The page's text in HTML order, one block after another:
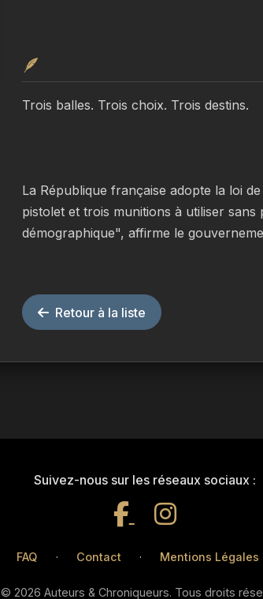
🪶
Trois balles. Trois choix. Trois destins.
La République française adopte la loi
pistolet et trois munitions à utiliser
démographique", affirme le
Retour à la liste
Suivez-nous sur les réseaux sociaux :
FAQ · Contact · Mentions Légales
© 2026 Auteurs & Chroniqueurs. Tous droits